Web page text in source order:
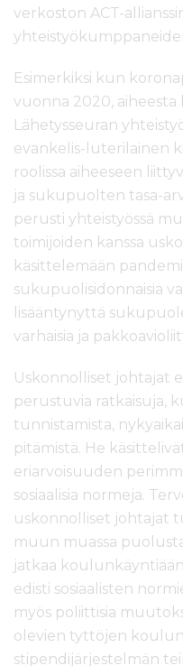
verkoston ACT-
Esimerkiksi kun
vuonna 2020, aiheesta
Lähetysseuran
evankelis-luterilainen
roolissa aiheeseen
ja sukupuolten tasa-
perusti yhteistyössä
toimijoiden kanssa
käsittelemään
sukupuolisidonnaisia
lisääntynyttä
varhaisia ja
Uskonnolliset johtajat
perustuvia ratkaisuja,
tunnistamista,
pitämistä. He
eriarvoisuuden
sosiaalisia normeja.
uskonnolliset johtajat
muun muassa
jatkaa
edisti sosiaalisten
myös poliittisia
olevien tyttöjen
stipendijärjestelmän